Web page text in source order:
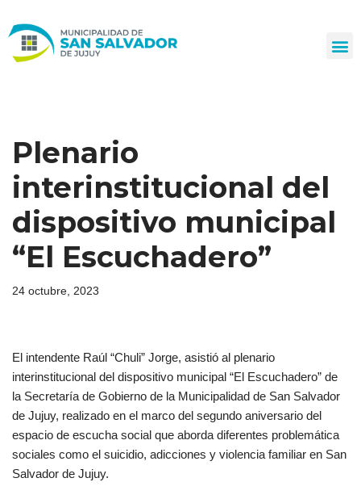
al
Plenario
interinstitucional del
dispositivo municipal
“El Escuchadero”
24 octubre, 2023
El intendente Raúl “Chuli” Jorge, asistió al plenario
interinstitucional del dispositivo municipal “El Escuchadero” de
la Secretaría de Gobierno de la Municipalidad de San Salvador
de Jujuy, realizado en el marco del segundo aniversario del
espacio de escucha social que aborda diferentes problemática
sociales como el suicidio, adicciones y violencia familiar en San
Salvador de Jujuy.